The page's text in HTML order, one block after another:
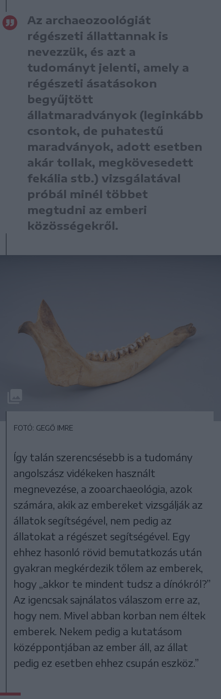
Az archaeozoológiát
régészeti állattannak is
nevezzük, és azt a
tudományt jelenti, amely a
régészeti ásatásokon
begyűjtött
állatmaradványok (leginkább
csontok, de puhatestű
maradványok, adott esetben
akár tollak, megkövesedett
fekália stb.) vizsgálatával
próbál minél többet
megtudni az emberi
közösségekről.
FOTÓ: GEGŐ IMRE
Így talán szerencsésebb is a tudomány
angolszász vidékeken használt
megnevezése, a zooarchaeológia, azok
számára, akik az embereket vizsgálják az
állatok segítségével, nem pedig az
állatokat a régészet segítségével. Egy
ehhez hasonló rövid bemutatkozás után
gyakran megkérdezik tőlem az emberek,
hogy „akkor te mindent tudsz a dínókról?”
Az igencsak sajnálatos válaszom erre az,
hogy nem. Mivel abban korban nem éltek
emberek. Nekem pedig a kutatásom
középpontjában az ember áll, az állat
pedig ez esetben ehhez csupán eszköz.”